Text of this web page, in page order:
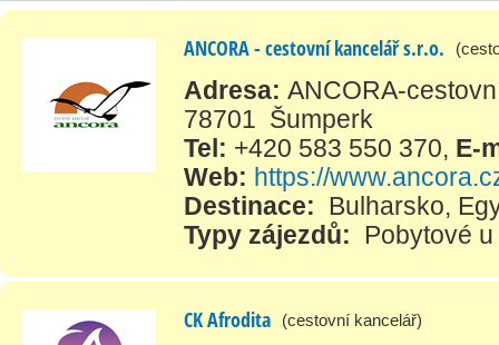
ANCORA - cestovní kancelář s.r.o.
Adresa: ANCORA-
78701 Šumperk
Tel: +420 583 550 370, E-
Web: https://
Destinace:
Bulharsko,
Typy zájezdů:
Pobytové
CK Afrodita (cestovní kancelář)